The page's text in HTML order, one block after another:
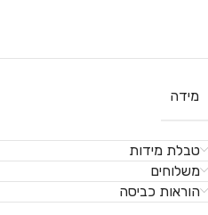
מידה
טבלת מידות
משלוחים
הוראות כביסה